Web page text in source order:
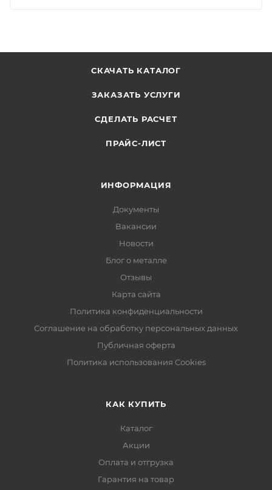
СКАЧАТЬ КАТАЛОГ
ЗАКАЗАТЬ УСЛУГИ
СДЕЛАТЬ РАСЧЕТ
ПРАЙС-ЛИСТ
ИНФОРМАЦИЯ
Документы
Вакансии
Новости
Блог о металле
Отзывы
Карта сайта
Политика конфиденциальности
Соглашение на обработку персональных данных
Публичная оферта
Политика использования Cookies
КАК КУПИТЬ
Каталог
Акции
Оплата и отгрузка
Гарантия на товар